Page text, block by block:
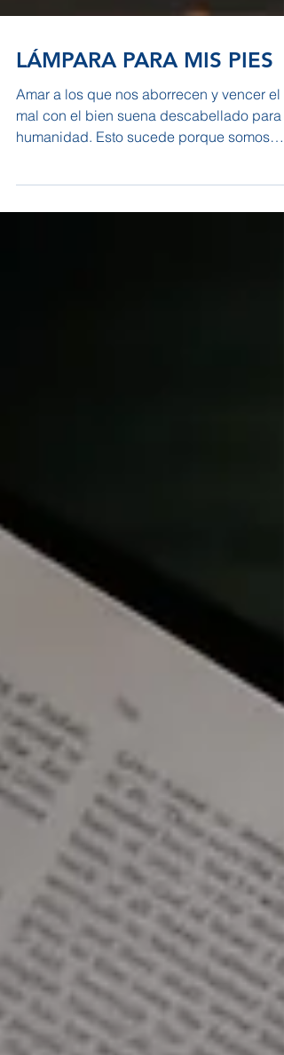
LÁMPARA PARA MIS PIES
Amar a los que nos aborrecen y vencer el
mal con el bien suena descabellado para
simplemente seres...